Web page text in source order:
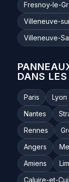
Fresnoy-le-
Villeneuve-
Villeneuve-
DANS
Paris Lyon
Nantes
Rennes
Angers
Amiens
Caluire-et-